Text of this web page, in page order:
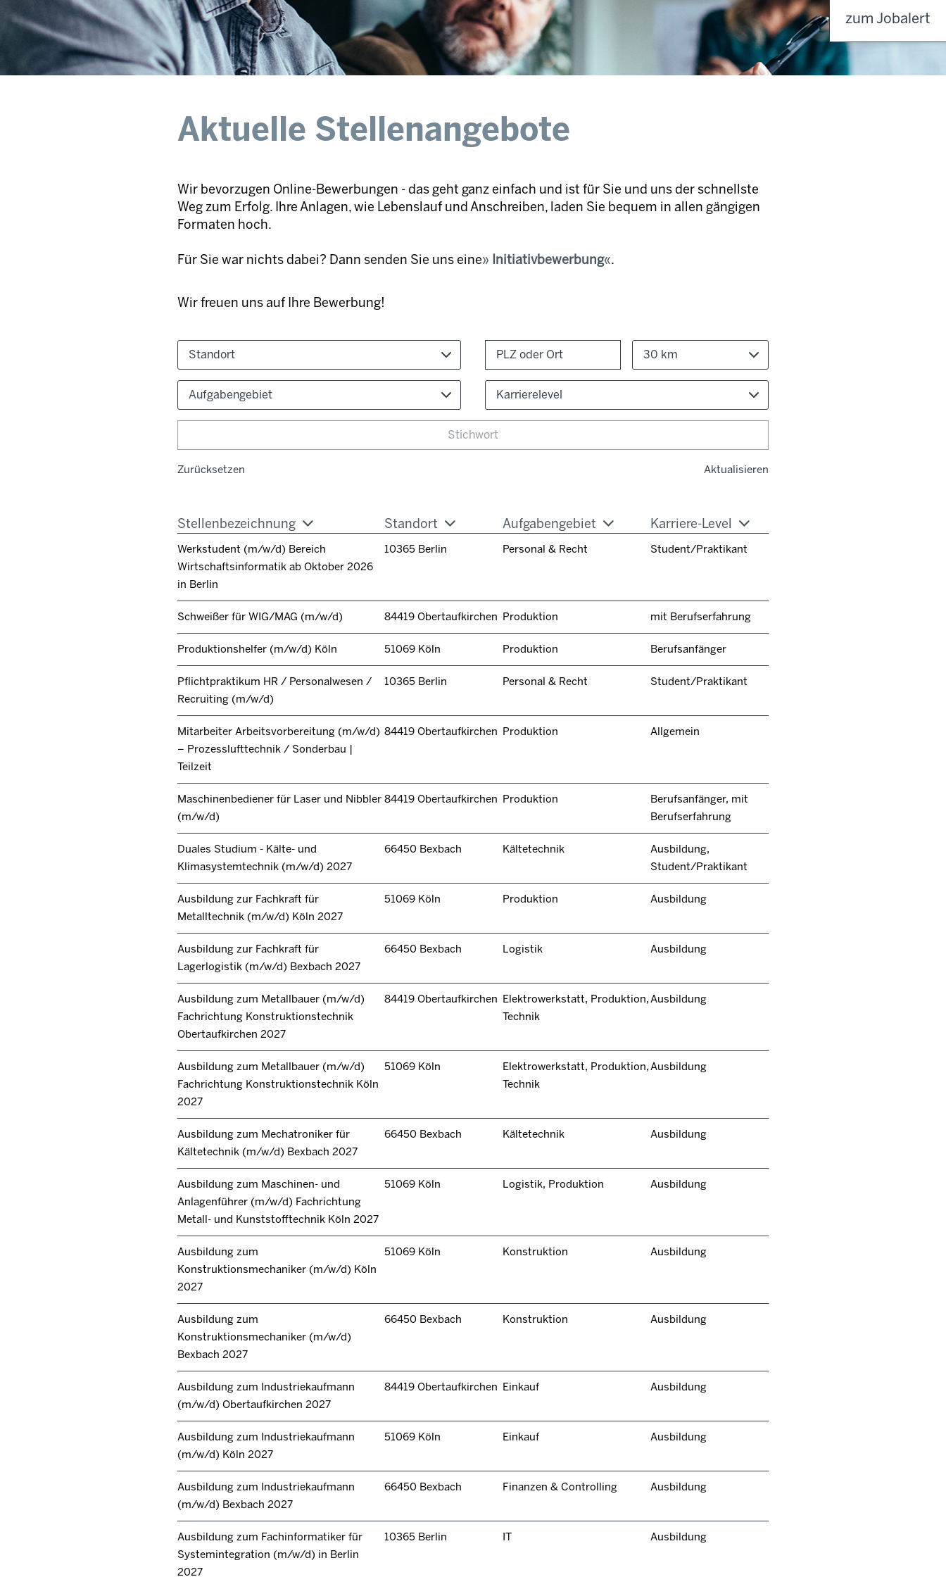
Aktuelle Stellenangebote
Wir bevorzugen Online-Bewerbungen - das geht ganz einfach und ist für Sie und uns der schnellste
Weg zum Erfolg. Ihre Anlagen, wie Lebenslauf und Anschreiben, laden Sie bequem in allen gängigen
Formaten hoch.
Für Sie war nichts dabei? Dann senden Sie uns eine Initiativbewerbung .
Wir freuen uns auf Ihre Bewerbung!
Standort 30 km
Aufgabengebiet Karrierelevel
Zurücksetzen Aktualisieren
Stellenbezeichnung Standort Aufgabengebiet Karriere-Level
Werkstudent (m/w/d) Bereich
Wirtschaftsinformatik ab Oktober 2026
in Berlin
10365 Berlin Personal & Recht Student/Praktikant
Schweißer für WIG/MAG (m/w/d) 84419 Obertaufkirchen Produktion mit Berufserfahrung
Produktionshelfer (m/w/d) Köln 51069 Köln Produktion Berufsanfänger
Pflichtpraktikum HR / Personalwesen /
Recruiting (m/w/d)
10365 Berlin Personal & Recht Student/Praktikant
Mitarbeiter Arbeitsvorbereitung (m/w/d)
– Prozesslufttechnik / Sonderbau |
Teilzeit
84419 Obertaufkirchen Produktion Allgemein
Maschinenbediener für Laser und Nibbler
(m/w/d)
84419 Obertaufkirchen Produktion
Berufsanfänger, mit
Berufserfahrung
Duales Studium - Kälte- und
Klimasystemtechnik (m/w/d) 2027
66450 Bexbach Kältetechnik
Ausbildung,
Student/Praktikant
Ausbildung zur Fachkraft für
Metalltechnik (m/w/d) Köln 2027
51069 Köln Produktion Ausbildung
Ausbildung zur Fachkraft für
Lagerlogistik (m/w/d) Bexbach 2027
66450 Bexbach Logistik Ausbildung
Ausbildung zum Metallbauer (m/w/d)
Fachrichtung Konstruktionstechnik
Obertaufkirchen 2027
84419 Obertaufkirchen Elektrowerkstatt, Produktion,
Technik
Ausbildung
Ausbildung zum Metallbauer (m/w/d)
Fachrichtung Konstruktionstechnik Köln
2027
51069 Köln
Elektrowerkstatt, Produktion,
Technik
Ausbildung
Ausbildung zum Mechatroniker für
Kältetechnik (m/w/d) Bexbach 2027
66450 Bexbach Kältetechnik Ausbildung
Ausbildung zum Maschinen- und
Anlagenführer (m/w/d) Fachrichtung
Metall- und Kunststofftechnik Köln 2027
51069 Köln Logistik, Produktion Ausbildung
Ausbildung zum
Konstruktionsmechaniker (m/w/d) Köln
2027
51069 Köln Konstruktion Ausbildung
Ausbildung zum
Konstruktionsmechaniker (m/w/d)
Bexbach 2027
66450 Bexbach Konstruktion Ausbildung
Ausbildung zum Industriekaufmann
(m/w/d) Obertaufkirchen 2027
84419 Obertaufkirchen Einkauf Ausbildung
Ausbildung zum Industriekaufmann
(m/w/d) Köln 2027
51069 Köln Einkauf Ausbildung
Ausbildung zum Industriekaufmann
(m/w/d) Bexbach 2027
66450 Bexbach Finanzen & Controlling Ausbildung
Ausbildung zum Fachinformatiker für
Systemintegration (m/w/d) in Berlin
2027
10365 Berlin IT Ausbildung
zum Jobalert